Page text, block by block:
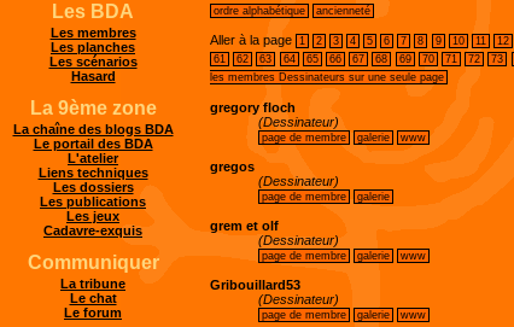
ordre alphabétique ancienneté
Aller à la page 1 2 3 4 5 6 7 8 9 10 11 12
61
62 63 64 65 66 67 68 69 70 71 72 73
les membres Dessinateurs sur une seule page
gregory floch
(Dessinateur)
page de membre galerie www
gregos
(Dessinateur)
page de membre galerie
grem et olf
(Dessinateur)
page de membre galerie www
Gribouillard53
(Dessinateur)
page de membre galerie www
Les BDA
Les membres
Les planches
Les scénarios
Hasard
La 9ème zone
La chaîne des blogs BDA
Le portail des BDA
L'atelier
Liens techniques
Les dossiers
Les publications
Les jeux
Cadavre-exquis
Communiquer
La tribune
Le chat
Le forum